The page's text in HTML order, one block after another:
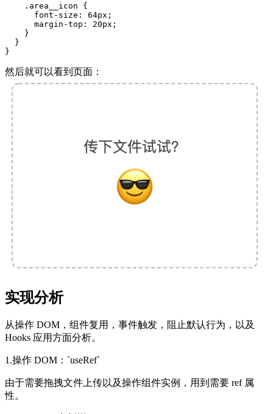
    .area__icon {
      font-size: 64px;
      margin-top: 20px;
    }
  }
}
然后就可以看到页面：
实现分析
从操作 DOM，组件复用，事件触发，阻止默认行为，以及
Hooks 应用方面分析。
1.操作 DOM：`useRef`
由于需要拖拽文件上传以及操作组件实例，用到需要 ref 属
性。